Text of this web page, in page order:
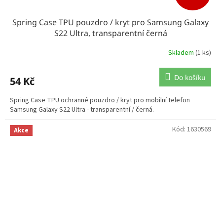
Spring Case TPU pouzdro / kryt pro Samsung Galaxy
S22 Ultra, transparentní černá
Skladem (1 ks)
54 Kč Do košíku
Spring Case TPU ochranné pouzdro / kryt pro mobilní telefon
Samsung Galaxy S22 Ultra - transparentní / černá.
Akce Kód: 1630569